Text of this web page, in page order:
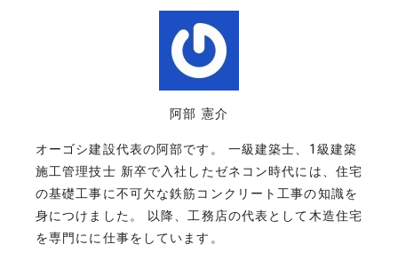
阿部 憲介
オーゴシ建設代表の阿部です。 一級建築士、1級建築
施工管理技士 新卒で入社したゼネコン時代には、住宅
の基礎工事に不可欠な鉄筋コンクリート工事の知識を
身につけました。 以降、工務店の代表として木造住宅
を専門にに仕事をしています。